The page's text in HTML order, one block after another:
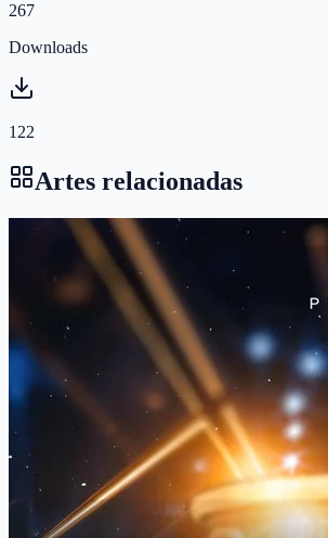
267
Downloads
122
Artes relacionadas